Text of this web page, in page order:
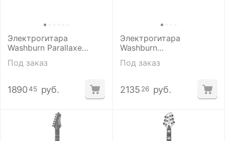
Электрогитара
Washburn Parallaxe
Под заказ
1890 45 руб.
Электрогитара
Washburn
Под заказ
2135 26 руб.